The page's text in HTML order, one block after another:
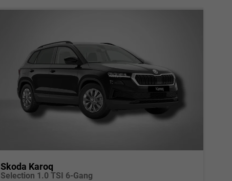
Skoda Karoq
Selection 1.0 TSI 6-Gang